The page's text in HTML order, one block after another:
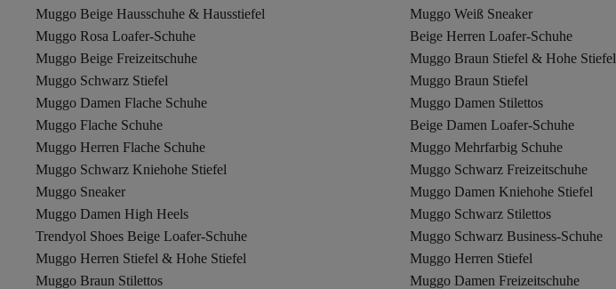
Muggo Beige Hausschuhe & Hausstiefel
Muggo Weiß Sneaker
Muggo Rosa Loafer-Schuhe
Beige Herren Loafer-Schuhe
Muggo Beige Freizeitschuhe
Muggo Braun Stiefel & Hohe Stiefel
Muggo Schwarz Stiefel
Muggo Braun Stiefel
Muggo Damen Flache Schuhe
Muggo Damen Stilettos
Muggo Flache Schuhe
Beige Damen Loafer-Schuhe
Muggo Herren Flache Schuhe
Muggo Mehrfarbig Schuhe
Muggo Schwarz Kniehohe Stiefel
Muggo Schwarz Freizeitschuhe
Muggo Sneaker
Muggo Damen Kniehohe Stiefel
Muggo Damen High Heels
Muggo Schwarz Stilettos
Trendyol Shoes Beige Loafer-Schuhe
Muggo Schwarz Business-Schuhe
Muggo Herren Stiefel & Hohe Stiefel
Muggo Herren Stiefel
Muggo Braun Stilettos
Muggo Damen Freizeitschuhe